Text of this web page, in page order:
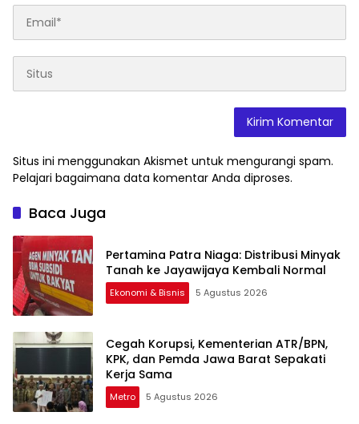
Situs ini menggunakan Akismet untuk mengurangi spam.
Pelajari bagaimana data komentar Anda diproses.
Baca Juga
Pertamina Patra Niaga: Distribusi Minyak
Tanah ke Jayawijaya Kembali Normal
Ekonomi & Bisnis 5 Agustus 2026
Cegah Korupsi, Kementerian ATR/BPN,
KPK, dan Pemda Jawa Barat Sepakati
Kerja Sama
Metro 5 Agustus 2026